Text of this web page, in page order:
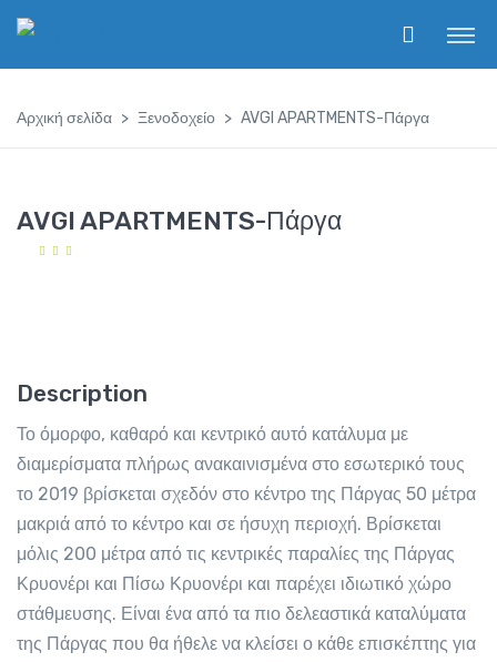
Αρχική σελίδα Ξενοδοχείο AVGI APARTMENTS-Πάργα
AVGI APARTMENTS-Πάργα
Description
Το όμορφο, καθαρό και κεντρικό αυτό κατάλυμα με
διαμερίσματα πλήρως ανακαινισμένα στο εσωτερικό τους
το 2019 βρίσκεται σχεδόν στο κέντρο της Πάργας 50 μέτρα
μακριά από το κέντρο και σε ήσυχη περιοχή. Βρίσκεται
μόλις 200 μέτρα από τις κεντρικές παραλίες της Πάργας
Κρυονέρι και Πίσω Κρυονέρι και παρέχει ιδιωτικό χώρο
στάθμευσης. Είναι ένα από τα πιο δελεαστικά καταλύματα
της Πάργας που θα ήθελε να κλείσει ο κάθε επισκέπτης για